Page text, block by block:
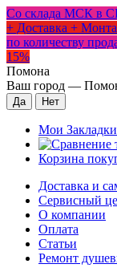
Со склада МСК в
+ Доставка +
по количеству
15%
Помона
Ваш город —
Мои
Корзина
Доставка и
Сервисный
О компании
Оплата
Статьи
Ремонт